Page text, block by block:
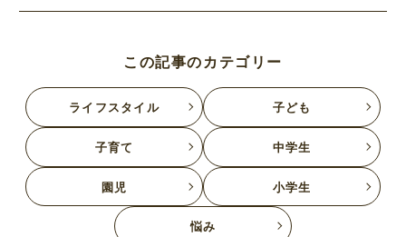
この記事のカテゴリー
ライフスタイル 子ども
子育て 中学生
園児 小学生
悩み